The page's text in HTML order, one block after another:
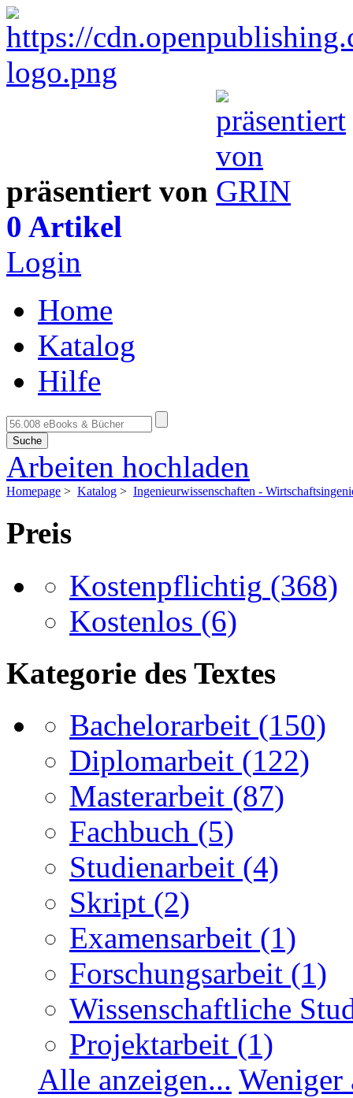
präsentiert von
0 Artikel
Login
Home
Katalog
Hilfe
Suche
Arbeiten hochladen
Homepage > Katalog > Ingenieurwissenschaften -
Preis
Kostenpflichtig (368)
Kostenlos (6)
Kategorie des Textes
Bachelorarbeit (150)
Diplomarbeit (122)
Masterarbeit (87)
Fachbuch (5)
Studienarbeit (4)
Skript (2)
Examensarbeit (1)
Forschungsarbeit (1)
Wissenschaftliche
Projektarbeit (1)
Alle anzeigen... Weniger